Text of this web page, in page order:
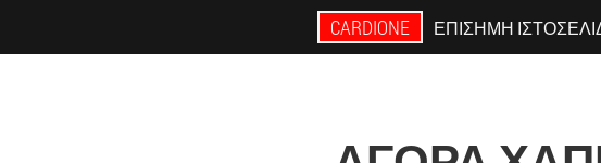
CARDIONE ΕΠΊΣΗΜΗ